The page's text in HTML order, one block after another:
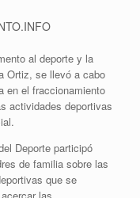
al deporte y la
Ortiz, se llevó a cabo
en el fraccionamiento
actividades deportivas
Deporte participó
de familia sobre las
que se
las